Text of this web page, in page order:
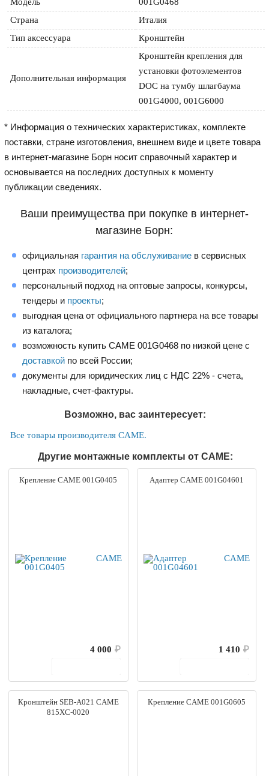
Страна
Италия
Тип аксессуара
Кронштейн
Дополнительная информация
Кронштейн крепления для
установки фотоэлементов
DOC на тумбу шлагбаума
001G4000, 001G6000
* Информация о технических характеристиках, комплекте
поставки, стране изготовления, внешнем виде и цвете товара
в интернет-магазине Борн носит справочный характер и
основывается на последних доступных к моменту
публикации сведениях.
Ваши преимущества при покупке в интернет-
магазине Борн:
официальная гарантия на обслуживание в сервисных
центрах производителей;
персональный подход на оптовые запросы, конкурсы,
тендеры и проекты;
выгодная цена от официального партнера на все товары
из каталога;
возможность купить CAME 001G0468 по низкой цене с
доставкой по всей России;
документы для юридических лиц с НДС 22% - счета,
накладные, счет-фактуры.
Возможно, вас заинтересует:
Все товары производителя CAME.
Другие монтажные комплекты от CAME:
Крепление CAME 001G0405
4 000 ₽
Адаптер CAME 001G04601
1 410 ₽
Кронштейн SEB-A021 CAME
815XC-0020
Крепление CAME 001G0605